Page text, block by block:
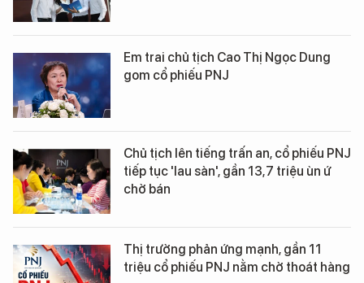
Em trai chủ tịch Cao Thị Ngọc Dung
gom cổ phiếu PNJ
Chủ tịch lên tiếng trấn an, cổ phiếu PNJ
tiếp tục 'lau sàn', gần 13,7 triệu ùn ứ
chờ bán
Thị trường phản ứng mạnh, gần 11
triệu cổ phiếu PNJ nằm chờ thoát hàng